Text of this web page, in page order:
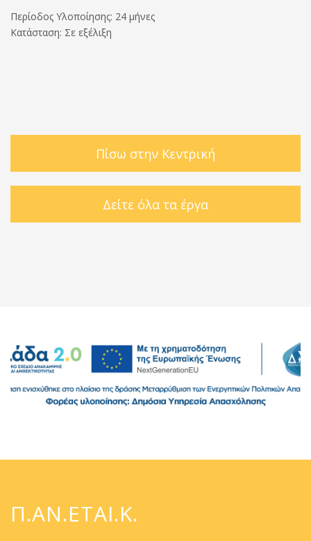
Περίοδος Υλοποίησης: 24 μήνες
Κατάσταση: Σε εξέλιξη
Πίσω στην Κεντρική
Δείτε όλα τα έργα
Π.ΑΝ.ΕΤΑΙ.Κ.